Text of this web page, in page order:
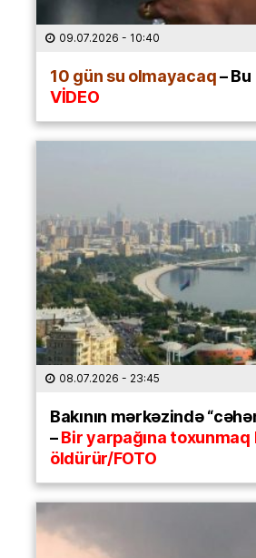
09.07.2026 - 10:40
10 gün su olmayacaq–
VİDEO
08.07.2026 - 23:45
Bakının mərkəzində
–Bir yarpağına toxunmaq
öldürür/FOTO